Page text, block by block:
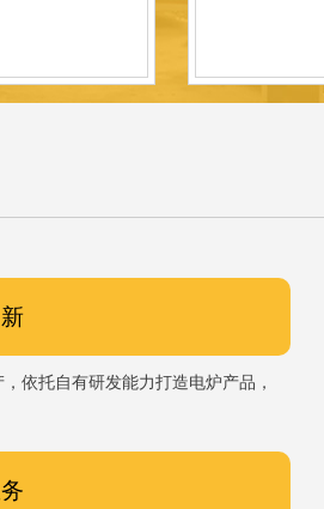
依托自有研发能力打造电炉产品，